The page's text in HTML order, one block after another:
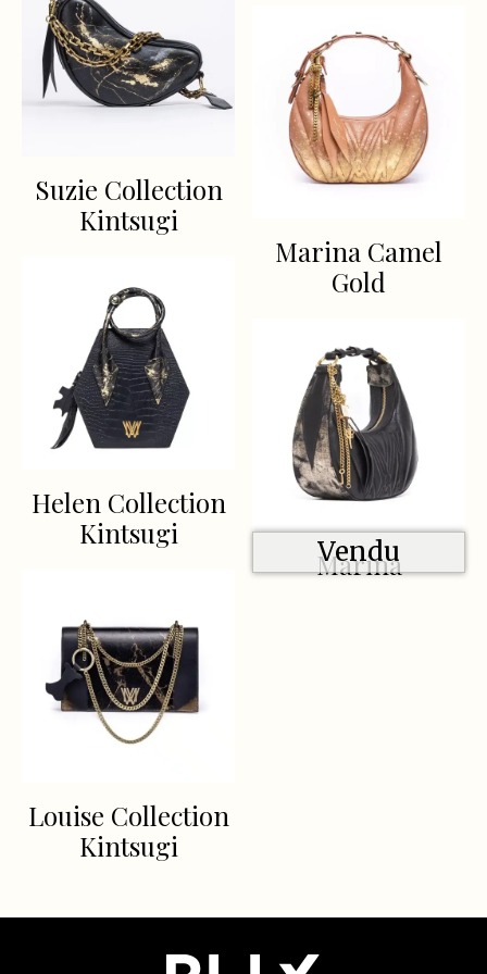
Suzie Collection
Kintsugi
Marina Camel
Gold
Helen Collection
Kintsugi
Vendu
Marina
Louise Collection
Kintsugi